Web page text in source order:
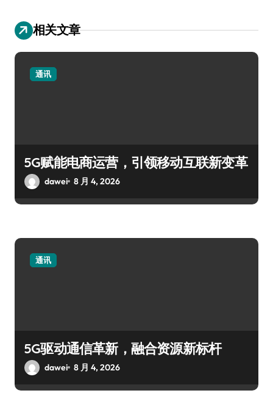
相关文章
通讯
5G赋能电商运营，引领移动互联新变革
dawei 8 月 4, 2026
通讯
5G驱动通信革新，融合资源新标杆
dawei 8 月 4, 2026